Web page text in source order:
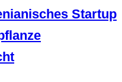
Startup